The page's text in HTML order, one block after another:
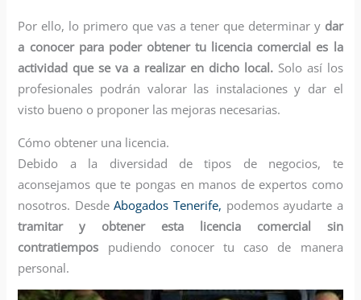
Por ello, lo primero que vas a tener que determinar ydar
a conocer para poder obtener tu licencia comercial es la
actividad que se va a realizar en dicho local.Solo así los
profesionales podrán valorar las instalaciones y dar el
visto bueno o proponer las mejoras necesarias.
Cómo obtener una licencia.
Debido a la diversidad de tipos de negocios, te
aconsejamos que te pongas en manos de expertos como
nosotros. DesdeAbogados Tenerife, podemos ayudarte a
tramitar y obtener esta licencia comercial sin
contratiempos pudiendo conocer tu caso de manera
personal.